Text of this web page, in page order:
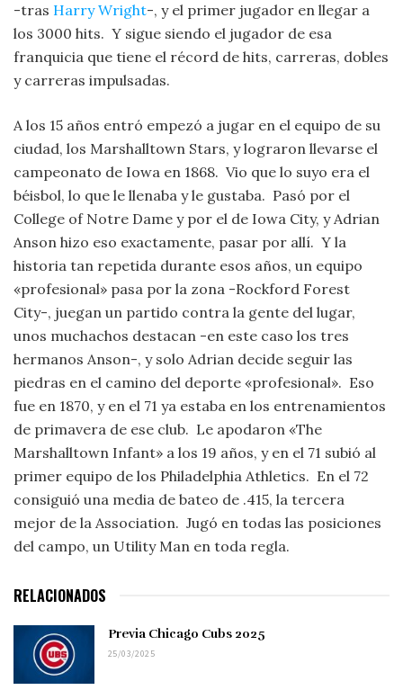
-tras Harry Wright-, y el primer jugador en llegar a
los 3000 hits. Y sigue siendo el jugador de esa
franquicia que tiene el récord de hits, carreras, dobles
y carreras impulsadas.
A los 15 años entró empezó a jugar en el equipo de su
ciudad, los Marshalltown Stars, y lograron llevarse el
campeonato de Iowa en 1868. Vio que lo suyo era el
béisbol, lo que le llenaba y le gustaba. Pasó por el
College of Notre Dame y por el de Iowa City, y Adrian
Anson hizo eso exactamente, pasar por allí. Y la
historia tan repetida durante esos años, un equipo
«profesional» pasa por la zona -Rockford Forest
City-, juegan un partido contra la gente del lugar,
unos muchachos destacan -en este caso los tres
hermanos Anson-, y solo Adrian decide seguir las
piedras en el camino del deporte «profesional». Eso
fue en 1870, y en el 71 ya estaba en los entrenamientos
de primavera de ese club. Le apodaron «The
Marshalltown Infant» a los 19 años, y en el 71 subió al
primer equipo de los Philadelphia Athletics. En el 72
consiguió una media de bateo de .415, la tercera
mejor de la Association. Jugó en todas las posiciones
del campo, un Utility Man en toda regla.
RELACIONADOS
Previa Chicago Cubs 2025
25/03/2025